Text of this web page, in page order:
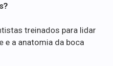
treinados para lidar
e a anatomia da boca